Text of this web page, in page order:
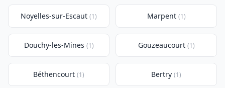
Noyelles-sur-Escaut (1) Marpent (1)
Douchy-les-Mines (1) Gouzeaucourt (1)
Béthencourt (1) Bertry (1)